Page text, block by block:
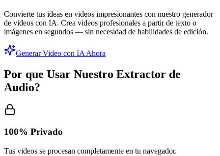
Convierte tus ideas en videos impresionantes con nuestro generador
de videos con IA. Crea videos profesionales a partir de texto o
imágenes en segundos — sin necesidad de habilidades de edición.
Generar Video con IA Ahora
Por que Usar Nuestro Extractor de
Audio?
100% Privado
Tus videos se procesan completamente en tu navegador.